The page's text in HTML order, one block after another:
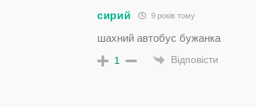
сирий 9 років тому
шахний автобус бужанка
1 Відповісти